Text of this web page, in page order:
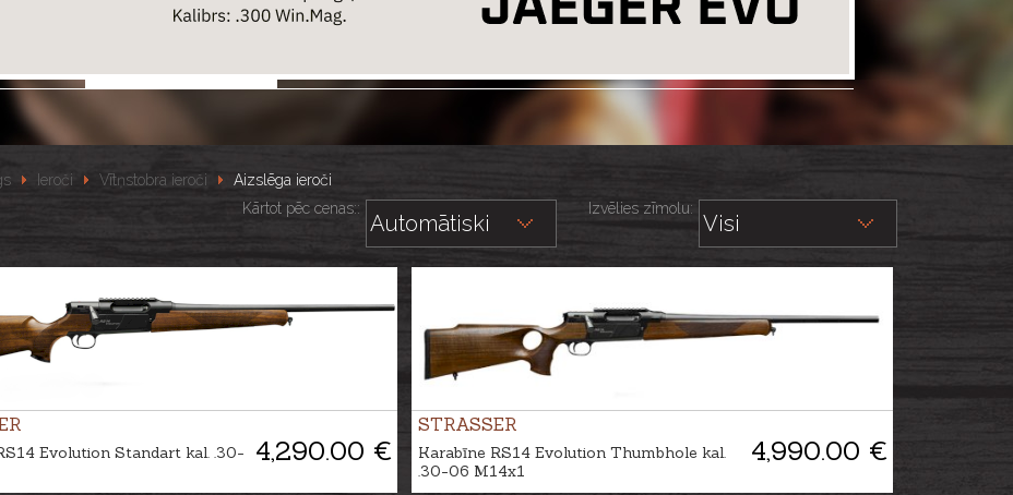
Ieroči Vītņstobra ieroči
Aizslēga ieroči
Kārtot pēc cenas::
Izvēlies zīmolu:
4,290.00 €
Evolution Standart kal. .30-
STRASSER
4,990.00 €
Karabīne RS14 Evolution Thumbhole kal.
.30-06 M14x1